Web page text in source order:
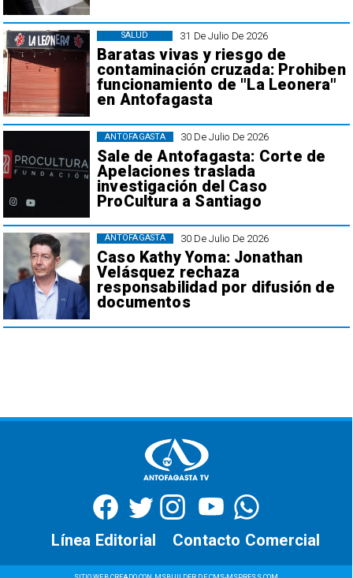
31 De Julio De 2026
Baratas vivas y riesgo de
contaminación cruzada: Prohiben
funcionamiento de "La Leonera"
en Antofagasta
SALUD
30 De Julio De 2026
Sale de Antofagasta: Corte de
Apelaciones traslada
investigación del Caso
ProCultura a Santiago
ANTOFAGASTA
30 De Julio De 2026
Caso Kathy Yoma: Jonathan
Velásquez rechaza
responsabilidad por difusión de
documentos
ANTOFAGASTA
Contacto Comercial
Línea Editorial